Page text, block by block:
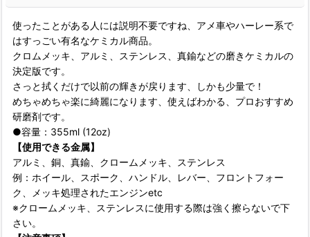
使ったことがある人には説明不要ですね、アメ車やハーレー系で
はすっごい有名なケミカル商品。
クロムメッキ、アルミ、ステンレス、真鍮などの磨きケミカルの
決定版です。
さっと拭くだけで以前の輝きが戻ります、しかも少量で！
めちゃめちゃ楽に綺麗になります、使えばわかる、プロおすすめ
研磨剤です。
●容量：355ml (12oz)
【使用できる金属】
アルミ、銅、真鍮、クロームメッキ、ステンレス
例：ホイール、スポーク、ハンドル、レバー、フロントフォー
ク、メッキ処理されたエンジンetc
※クロームメッキ、ステンレスに使用する際は強く擦らないで下
さい。